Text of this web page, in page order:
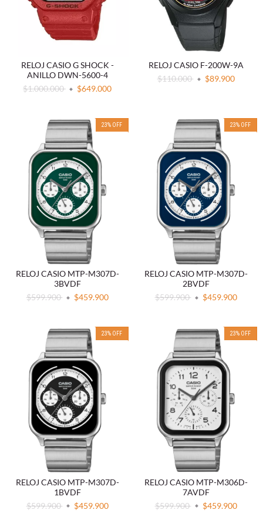
RELOJ CASIO G SHOCK -
ANILLO DWN-5600-4
$1.000.000
$649.000
RELOJ CASIO F-200W-9A
$110.000
$89.900
23% OFF
RELOJ CASIO MTP-M307D-
3BVDF
$599.900
$459.900
23% OFF
RELOJ CASIO MTP-M307D-
2BVDF
$599.900
$459.900
23% OFF
RELOJ CASIO MTP-M307D-
1BVDF
$599.900
$459.900
23% OFF
RELOJ CASIO MTP-M306D-
7AVDF
$599.900
$459.900